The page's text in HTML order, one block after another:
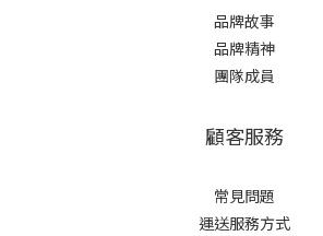
品牌故事
品牌精神
團隊成員
顧客服務
常見問題
運送服務方式